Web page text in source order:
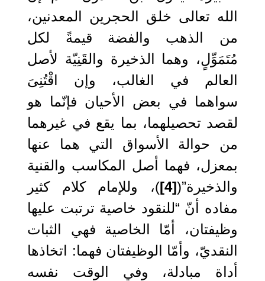
الله تعالى خلق الحجرين المعدنين،
من الذهب والفضة قيمةً لكل
مُتَمَوِّلٍ، وهما الذخيرة والقَنِيّة لأصل
العالم في الغالب، وإن اقْتُنِىَ
سواهما في بعض الأحيان فإنّما هو
لقصد تحصيلهما، بما يقع في غيرهما
من حوالة الأسواق التي هما عنها
بمعزل، فهما أصل المكاسب والقنية
والذخيرة”([4]
)، وللإمام كلام كثير
مفاده أنّ “للنقود خاصية ترتبت عليها
وظيفتان، أمّا الخاصية فهي الثبات
النقديّ، وأمّا الوظيفتان فهما: اتخاذها
أداة مبادلة، وفي الوقت نفسه